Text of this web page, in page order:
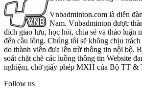
Vnbadminton.com là diễn
Nam. Vnbadminton được
đích giao lưu, học hỏi, chia sẻ và thảo luận
đến cầu lông. Chúng tôi sẽ không chịu
do thành viên đưa lên trừ thông tin nội bộ.
soát chặt chẽ các luồng thông tin Website
nghiệm, chờ giấy phép MXH của Bộ TT &
Follow us